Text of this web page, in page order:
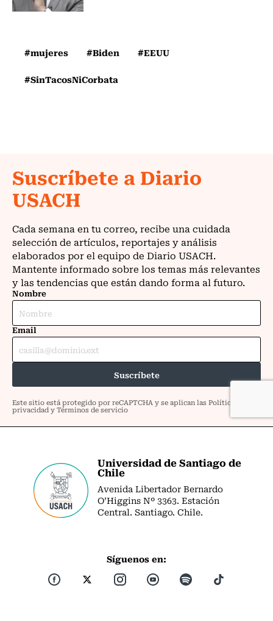
#mujeres #Biden
#EEUU
#SinTacosNiCorbata
Universidad de Santiago de
Chile
Avenida Libertador Bernardo
O’Higgins Nº 3363. Estación
Central. Santiago. Chile.
Síguenos en: